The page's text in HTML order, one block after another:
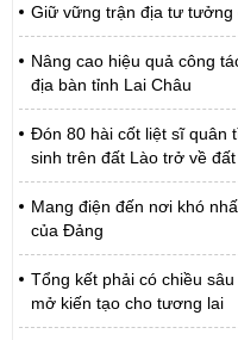
Giữ vững trận địa tư
Nâng cao hiệu quả công
địa bàn tỉnh Lai Châu
Đón 80 hài cốt liệt sĩ quân
sinh trên đất Lào trở về
Mang điện đến nơi khó
của Đảng
Tổng kết phải có chiều
mở kiến tạo cho tương lai